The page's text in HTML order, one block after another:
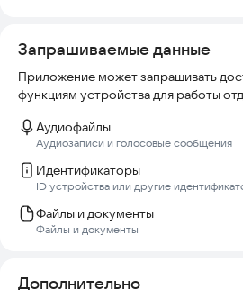
Запрашиваемые данные
Приложение может запрашивать
функциям устройства для работы
Аудиофайлы
Аудиозаписи и голосовые сообщения
Идентификаторы
ID устройства или другие
Файлы и документы
Файлы и документы
Дополнительно